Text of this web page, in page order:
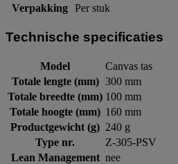
Verpakking Per stuk
Technische specificaties
Model
Canvas tas
Totale lengte (mm) 300 mm
Totale breedte (mm) 100 mm
Totale hoogte (mm) 160 mm
Productgewicht (g) 240 g
Type nr.
Z-305-PSV
Lean Management nee